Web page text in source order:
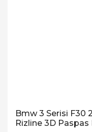
Bmw 3 Serisi F30
Rizline 3D Paspas